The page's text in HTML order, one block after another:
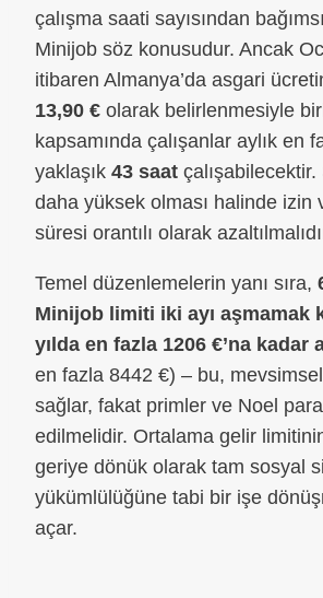
çalışma saati sayısından
Minijob söz konusudur. Ancak
itibaren Almanya’da asgari
13,90 € olarak belirlenmesiyle
kapsamında çalışanlar aylık en
yaklaşık 43 saat
daha yüksek olması halinde izin
süresi orantılı olarak
Temel düzenlemelerin yanı sıra,
Minijob limiti iki ayı aşmamak
yılda en fazla 1206 €’na kadar
en fazla 8442 €) – bu,
sağlar, fakat primler ve Noel
edilmelidir. Ortalama gelir
geriye dönük olarak tam sosyal
yükümlülüğüne tabi bir işe
açar.